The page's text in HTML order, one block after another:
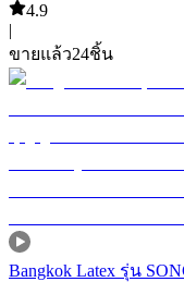
4.9
|
ขายแล้ว24ชิ้น
Bangkok Latex รุ่น